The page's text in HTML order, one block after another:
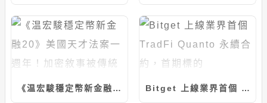
《温宏駿穩定幣新金融20》美國天才法案一週年！加密敘事被傳統金融全面接管，台灣的戰略在哪裡？ Bitget 上線業界首個 TradFi Quanto 永續合約，首期標的 MINIMAX 支援最高 20 倍槓桿